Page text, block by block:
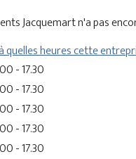
Jacquemart n'a pas
quelles heures cette
- 17.30
- 17.30
- 17.30
- 17.30
- 17.30